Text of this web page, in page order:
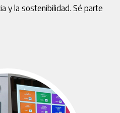
y la sostenibilidad. Sé parte